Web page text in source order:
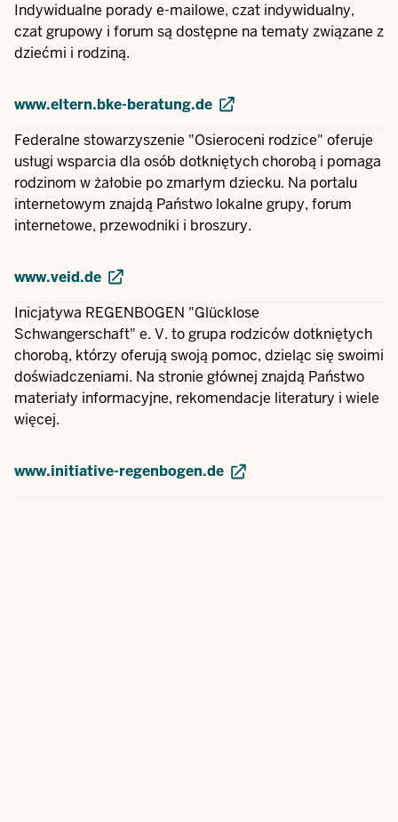
Indywidualne porady e-mailowe, czat indywidualny,
czat grupowy i forum są dostępne na tematy związane z
dziećmi i rodziną.
www.eltern.bke-beratung.de
Federalne stowarzyszenie "Osieroceni rodzice" oferuje
usługi wsparcia dla osób dotkniętych chorobą i pomaga
rodzinom w żałobie po zmarłym dziecku. Na portalu
internetowym znajdą Państwo lokalne grupy, forum
internetowe, przewodniki i broszury.
www.veid.de
Inicjatywa REGENBOGEN "Glücklose
Schwangerschaft" e. V. to grupa rodziców dotkniętych
chorobą, którzy oferują swoją pomoc, dzieląc się swoimi
doświadczeniami. Na stronie głównej znajdą Państwo
materiały informacyjne, rekomendacje literatury i wiele
więcej.
www.initiative-regenbogen.de